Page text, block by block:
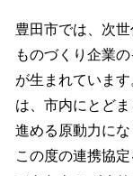
豊田市では、次
ものづくり企業
が生まれていま
は、市内にとど
進める原動力に
この度の連携協